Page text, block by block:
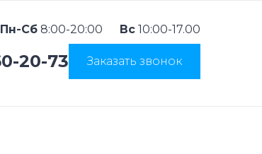
Пн-Сб 8:00-20:00 Вс 10:00-17.00
20-73 Заказать звонок